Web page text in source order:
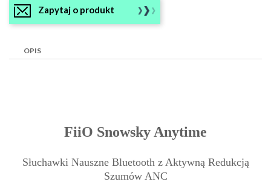
Zapytaj o produkt
OPIS
FiiO Snowsky Anytime
Słuchawki Nauszne Bluetooth z Aktywną Redukcją
Szumów ANC